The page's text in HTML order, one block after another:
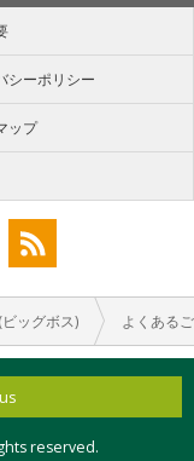
ッグボス) よくある
シーポリシー
ップ
reserved.